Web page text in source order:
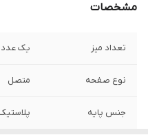
مشخصات
تعداد میز یک عدد
نوع صفحه متصل
جنس پایه